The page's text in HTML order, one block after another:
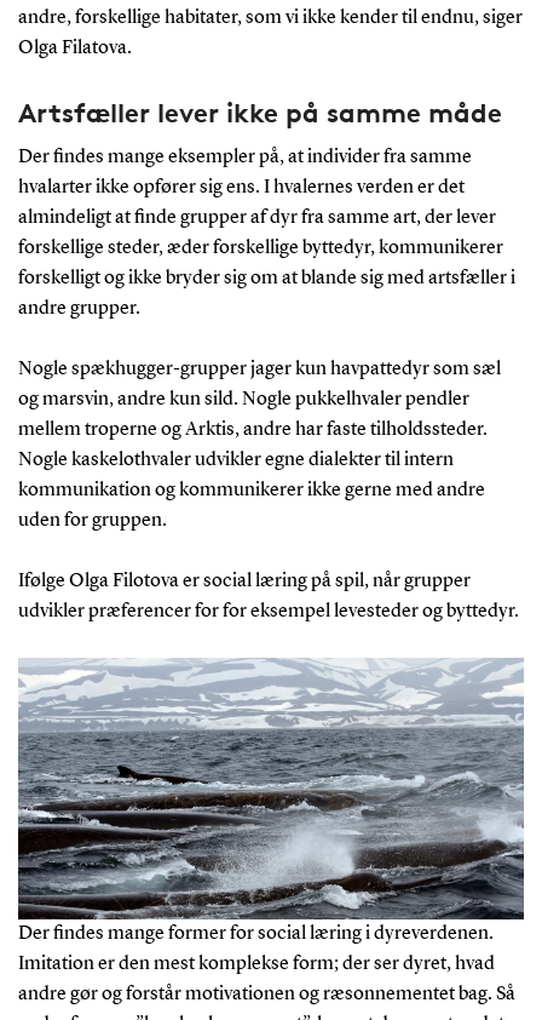
andre, forskellige habitater, som vi ikke kender til endnu, siger
Olga Filatova.
Artsfæller lever ikke på samme måde
Der findes mange eksempler på, at individer fra samme
hvalarter ikke opfører sig ens. I hvalernes verden er det
almindeligt at finde grupper af dyr fra samme art, der lever
forskellige steder, æder forskellige byttedyr, kommunikerer
forskelligt og ikke bryder sig om at blande sig med artsfæller i
andre grupper.
Nogle spækhugger-grupper jager kun havpattedyr som sæl
og marsvin, andre kun sild. Nogle pukkelhvaler pendler
mellem troperne og Arktis, andre har faste tilholdssteder.
Nogle kaskelothvaler udvikler egne dialekter til intern
kommunikation og kommunikerer ikke gerne med andre
uden for gruppen.
Ifølge Olga Filotova er social læring på spil, når grupper
udvikler præferencer for for eksempel levesteder og byttedyr.
Der findes mange former for social læring i dyreverdenen.
Imitation er den mest komplekse form; der ser dyret, hvad
andre gør og forstår motivationen og ræsonnementet bag. Så